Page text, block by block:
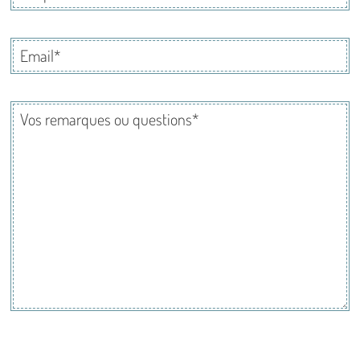
Email*
Vos
remarques
ou
questions